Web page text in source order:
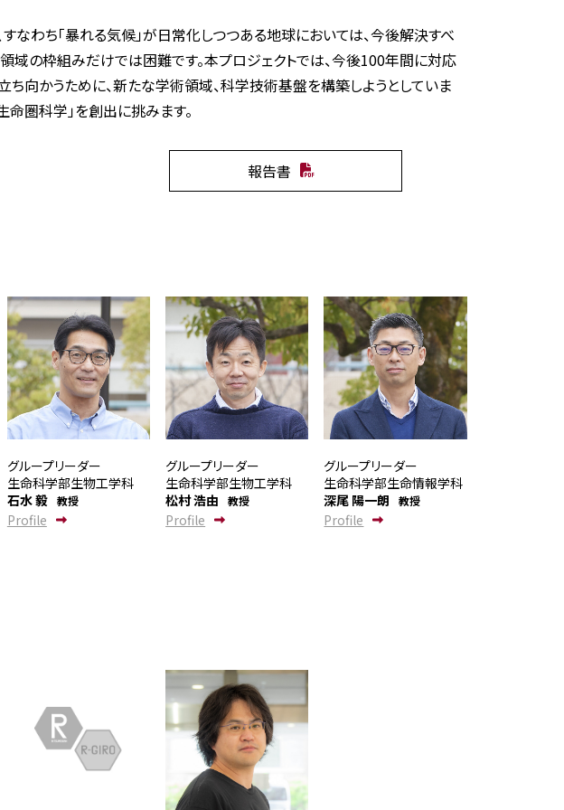
なわち「暴れる気候」が日常化しつつある地球においては、今後解決すべ
域の枠組みだけでは困難です。本プロジェクトでは、今後100年間に対応
ち向かうために、新たな学術領域、科学技術基盤を構築しようとしていま
圏科学」を創出に挑みます。
報告書
グループリーダー
生命科学部生物工学科
石水 毅 教授
Profile
グループリーダー
生命科学部生物工学科
松村 浩由
教授
Profile
グループリーダー
生命科学部生命情報学科
深尾 陽一朗
教授
Profile